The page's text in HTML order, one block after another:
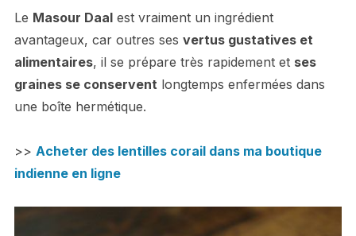
Le Masour Daalest vraiment un ingrédient
avantageux, car outres ses vertus gustatives et
alimentaires, il se prépare très rapidement et ses
graines se conserventlongtemps enfermées dans
une boîte hermétique.
>> Acheter des lentilles corail dans ma boutique
indienne en ligne